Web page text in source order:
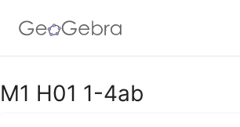
Google Classroom
M1 H01 1-4ab